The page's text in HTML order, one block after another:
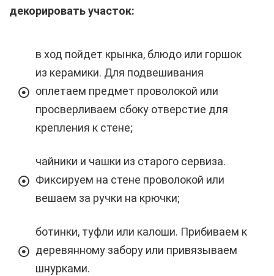
декорировать участок:
в ход пойдет крынка, блюдо или горшок
из керамики. Для подвешивания
оплетаем предмет проволокой или
просверливаем сбоку отверстие для
крепления к стене;
чайники и чашки из старого сервиза.
Фиксируем на стене проволокой или
вешаем за ручки на крючки;
ботинки, туфли или калоши. Прибиваем к
деревянному забору или привязываем
шнурками.